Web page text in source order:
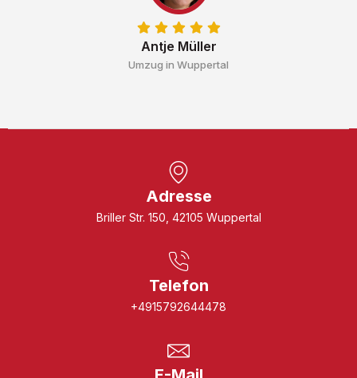
Antje Müller
Umzug in Wuppertal
Adresse
Briller Str. 150, 42105 Wuppertal
Telefon
+4915792644478